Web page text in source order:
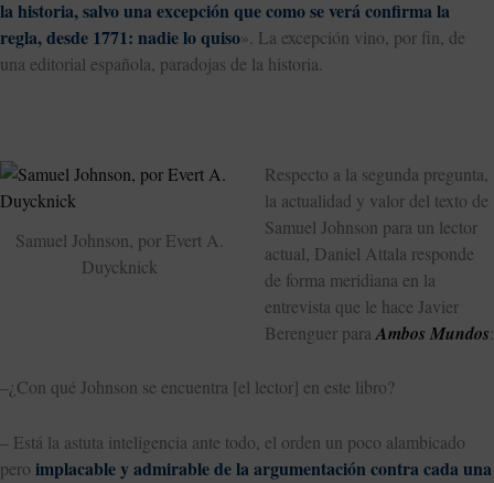
la historia, salvo una excepción que como se verá confirma la
regla, desde 1771: nadie lo quiso». La excepción vino, por fin, de
una editorial española, paradojas de la historia.
Samuel Johnson, por Evert A.
Duycknick
Respecto a la segunda pregunta,
la actualidad y valor del texto de
Samuel Johnson para un lector
actual, Daniel Attala responde
de forma meridiana en la
entrevista que le hace Javier
Berenguer para Ambos Mundos:
–¿Con qué Johnson se encuentra [el lector] en este libro?
– Está la astuta inteligencia ante todo, el orden un poco alambicado
pero implacable y admirable de la argumentación contra cada una